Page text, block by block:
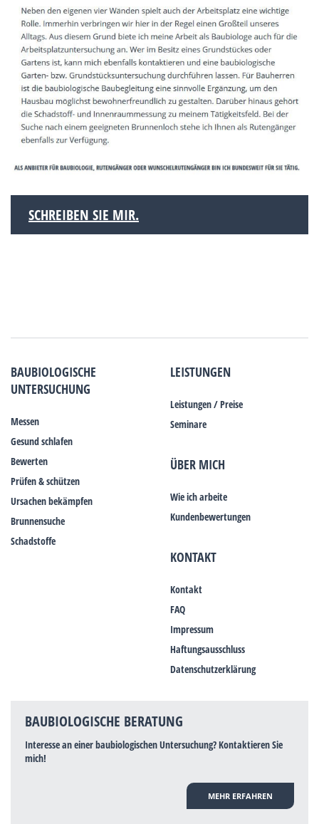
SCHREIBEN SIE MIR.
BAUBIOLOGISCHE
UNTERSUCHUNG
Messen
Gesund schlafen
Bewerten
Prüfen & schützen
Ursachen bekämpfen
Brunnensuche
Schadstoffe
LEISTUNGEN
Leistungen / Preise
Seminare
ÜBER MICH
Wie ich arbeite
Kundenbewertungen
KONTAKT
Kontakt
FAQ
Impressum
Haftungsausschluss
Datenschutzerklärung
BAUBIOLOGISCHE BERATUNG
Interesse an einer baubiologischen Untersuchung? Kontaktieren Sie
mich!
MEHR ERFAHREN